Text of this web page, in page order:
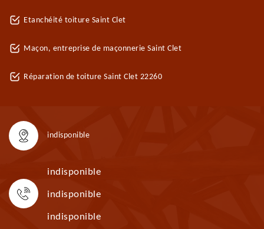
Etanchéité toiture Saint Clet
Maçon, entreprise de maçonnerie Saint Clet
Réparation de toiture Saint Clet 22260
indisponible
indisponible
indisponible
indisponible